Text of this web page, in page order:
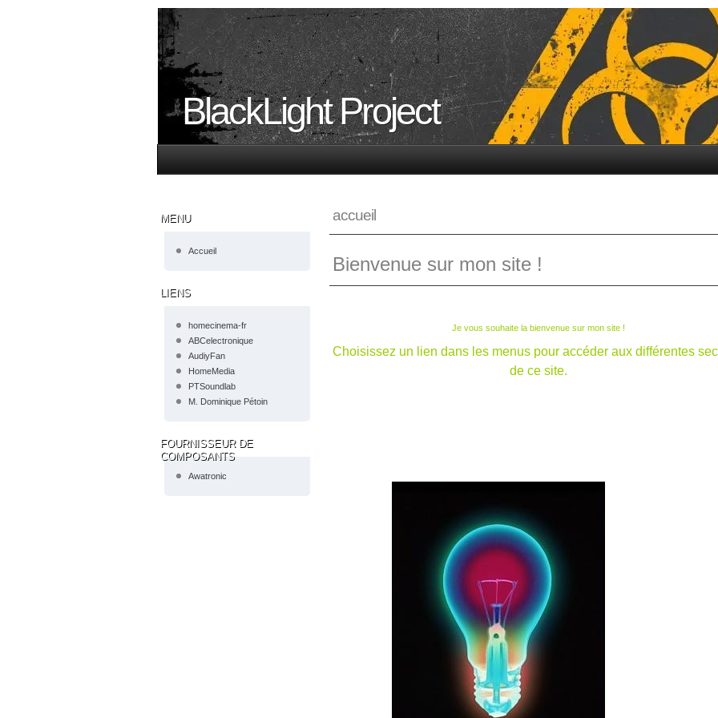
BlackLight Project
MENU
Accueil
LIENS
homecinema-fr
ABCelectronique
AudiyFan
HomeMedia
PTSoundlab
M. Dominique Pétoin
FOURNISSEUR DE
COMPOSANTS
Awatronic
accueil
Bienvenue sur mon site !
Je vous souhaite la bienvenue sur mon site !
Choisissez un lien dans les menus pour accéder aux différentes
de ce site.